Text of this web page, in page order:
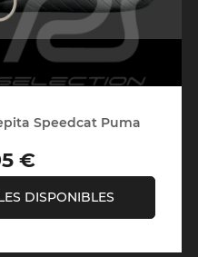
Speedcat Puma
€
DISPONIBLES